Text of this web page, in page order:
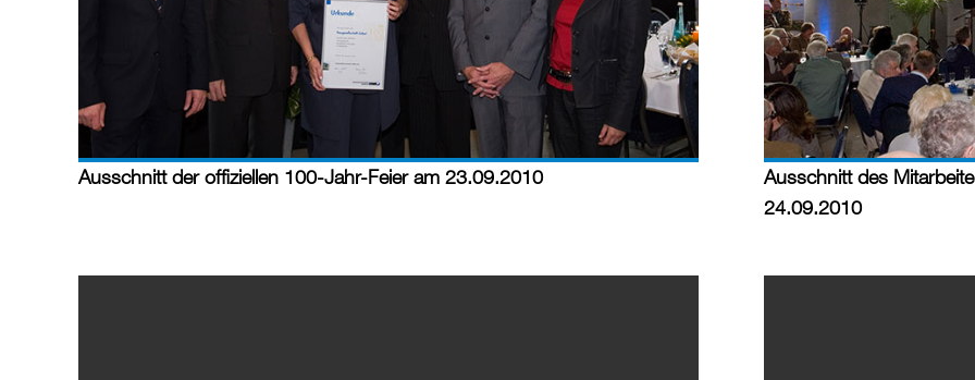
Ausschnitt der offiziellen 100-Jahr-Feier am 23.09.2010
Ausschnitt des
24.09.2010